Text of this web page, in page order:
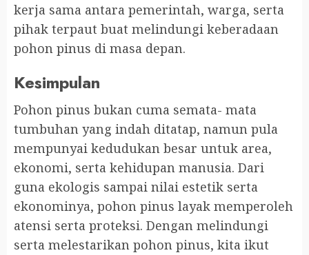
kerja sama antara pemerintah, warga, serta
pihak terpaut buat melindungi keberadaan
pohon pinus di masa depan.
Kesimpulan
Pohon pinus bukan cuma semata- mata
tumbuhan yang indah ditatap, namun pula
mempunyai kedudukan besar untuk area,
ekonomi, serta kehidupan manusia. Dari
guna ekologis sampai nilai estetik serta
ekonominya, pohon pinus layak memperoleh
atensi serta proteksi. Dengan melindungi
serta melestarikan pohon pinus, kita ikut